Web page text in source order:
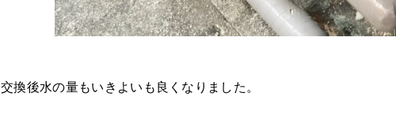
交換後水の量もいきよいも良くなりました。